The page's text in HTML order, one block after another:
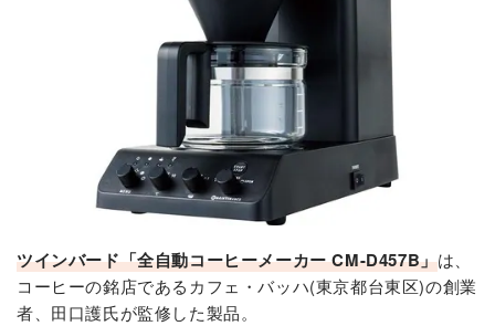
ツインバード「全自動コーヒーメーカー CM-D457B」は、
コーヒーの銘店であるカフェ・バッハ(東京都台東区)の創業
者、田口護氏が監修した製品。